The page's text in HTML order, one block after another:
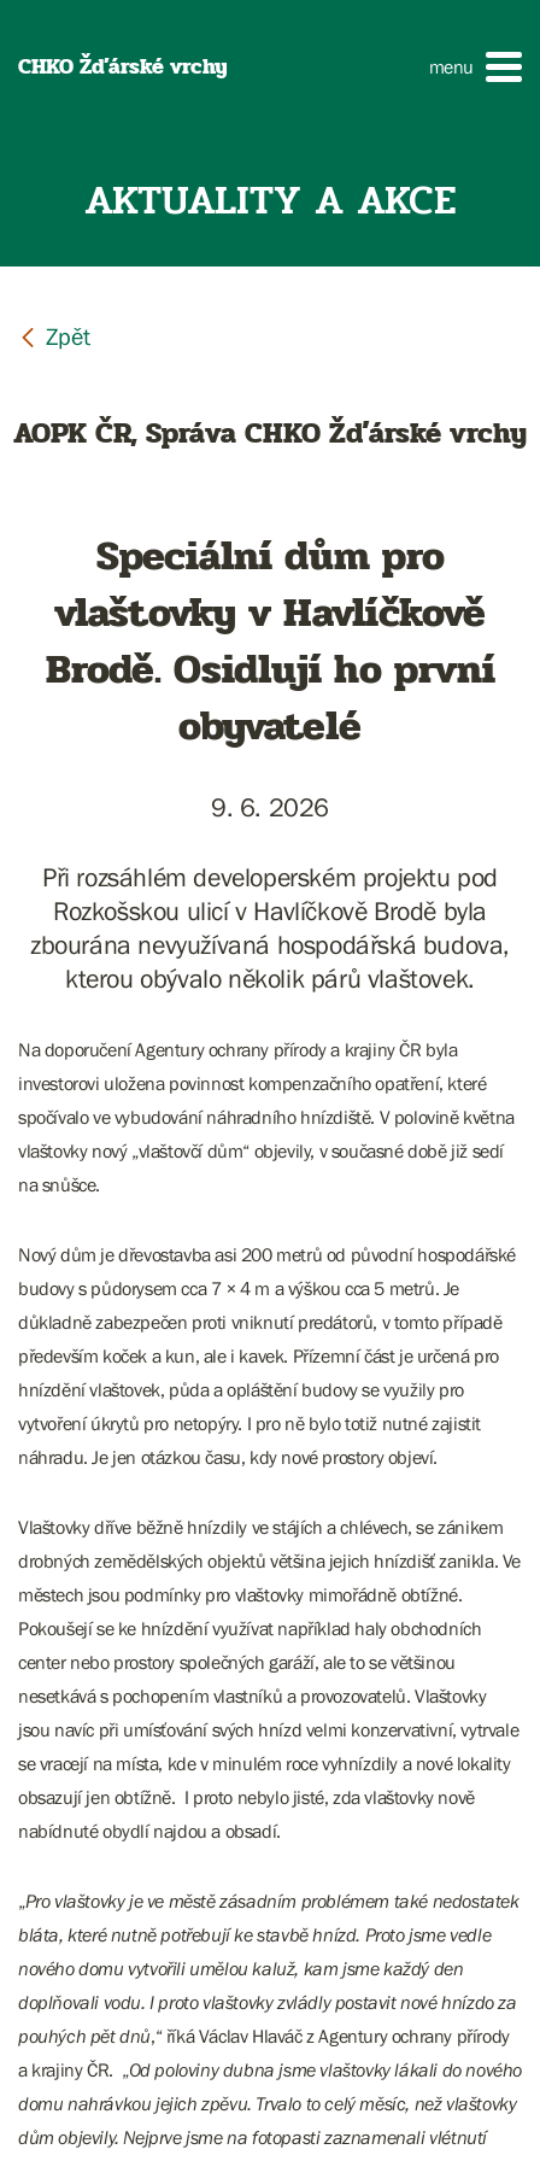
CHKO Žďárské vrchy menu
AKTUALITY A AKCE
AOPK ČR, Správa CHKO Žďárské vrchy
Speciální dům pro
vlaštovky v Havlíčkově
Brodě. Osidlují ho první
obyvatelé
9. 6. 2026
Při rozsáhlém developerském projektu pod
Rozkošskou ulicí v Havlíčkově Brodě byla
zbourána nevyužívaná hospodářská budova,
kterou obývalo několik párů vlaštovek.
Na doporučení Agentury ochrany přírody a krajiny ČR byla
investorovi uložena povinnost kompenzačního opatření, které
spočívalo ve vybudování náhradního hnízdiště. V polovině května
vlaštovky nový „vlaštovčí dům“ objevily, v současné době již sedí
na snůšce.
Nový dům je dřevostavba asi 200 metrů od původní hospodářské
budovy s půdorysem cca 7 × 4 m a výškou cca 5 metrů. Je
důkladně zabezpečen proti vniknutí predátorů, v tomto případě
především koček a kun, ale i kavek. Přízemní část je určená pro
hnízdění vlaštovek, půda a opláštění budovy se využily pro
vytvoření úkrytů pro netopýry. I pro ně bylo totiž nutné zajistit
náhradu. Je jen otázkou času, kdy nové prostory objeví.
Vlaštovky dříve běžně hnízdily ve stájích a chlévech, se zánikem
drobných zemědělských objektů většina jejich hnízdišť zanikla. Ve
městech jsou podmínky pro vlaštovky mimořádně obtížné.
Pokoušejí se ke hnízdění využívat například haly obchodních
center nebo prostory společných garáží, ale to se většinou
nesetkává s pochopením vlastníků a provozovatelů. Vlaštovky
jsou navíc při umísťování svých hnízd velmi konzervativní, vytrvale
se vracejí na místa, kde v minulém roce vyhnízdily a nové lokality
obsazují jen obtížně. I proto nebylo jisté, zda vlaštovky nově
nabídnuté obydlí najdou a obsadí.
„Pro vlaštovky je ve městě zásadním problémem také nedostatek
bláta, které nutně potřebují ke stavbě hnízd. Proto jsme vedle
nového domu vytvořili umělou kaluž, kam jsme každý den
doplňovali vodu. I proto vlaštovky zvládly postavit nové hnízdo za
pouhých pět dnů,“ říká Václav Hlaváč z Agentury ochrany přírody
a krajiny ČR. „Od poloviny dubna jsme vlaštovky lákali do nového
domu nahrávkou jejich zpěvu. Trvalo to celý měsíc, než vlaštovky
dům objevily. Nejprve jsme na fotopasti zaznamenali vlétnutí